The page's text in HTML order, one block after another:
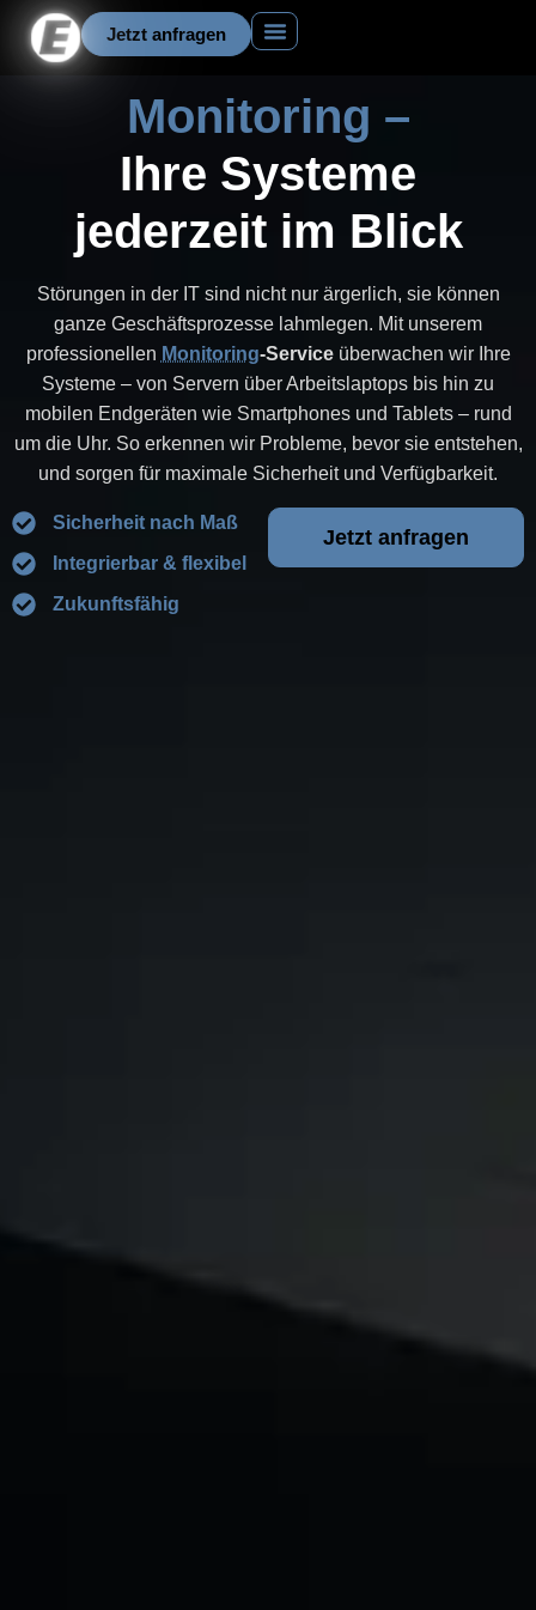
Jetzt anfragen
Monitoring –
Ihre Systeme
jederzeit im Blick
Störungen in der IT sind nicht nur ärgerlich, sie können
ganze Geschäftsprozesse lahmlegen. Mit unserem
professionellen Monitoring-Serviceüberwachen wir Ihre
Systeme – von Servern über Arbeitslaptops bis hin zu
mobilen Endgeräten wie Smartphones und Tablets – rund
um die Uhr. So erkennen wir Probleme, bevor sie entstehen,
und sorgen für maximale Sicherheit und Verfügbarkeit.
Sicherheit nach Maß
Integrierbar & flexibel
Zukunftsfähig
Jetzt anfragen